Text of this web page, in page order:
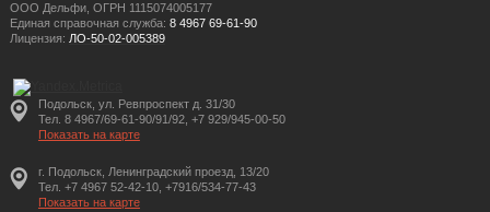
ООО Дельфи, ОГРН 1115074005177
Единая справочная служба: 8 4967 69-61-90
Лицензия: ЛО-50-02-005389
Подольск, ул. Ревпроспект д. 31/30
Тел. 8 4967/69-61-90/91/92, +7 929/945-00-50
Показать на карте
г. Подольск, Ленинградский проезд, 13/20
Тел. +7 4967 52-42-10, +7916/534-77-43
Показать на карте